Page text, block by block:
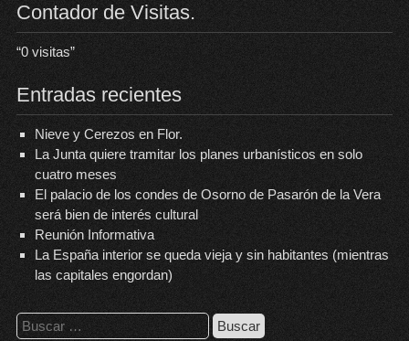
Contador de Visitas.
“0visitas”
Entradas recientes
Nieve y Cerezos en Flor.
La Junta quiere tramitar los planes urbanísticos en solo
cuatro meses
El palacio de los condes de Osorno de Pasarón de la Vera
será bien de interés cultural
Reunión Informativa
La España interior se queda vieja y sin habitantes (mientras
las capitales engordan)
Buscar: